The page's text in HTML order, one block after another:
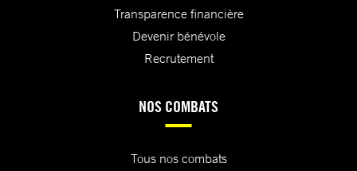
Transparence financière
Devenir bénévole
Recrutement
NOS COMBATS
Tous nos combats